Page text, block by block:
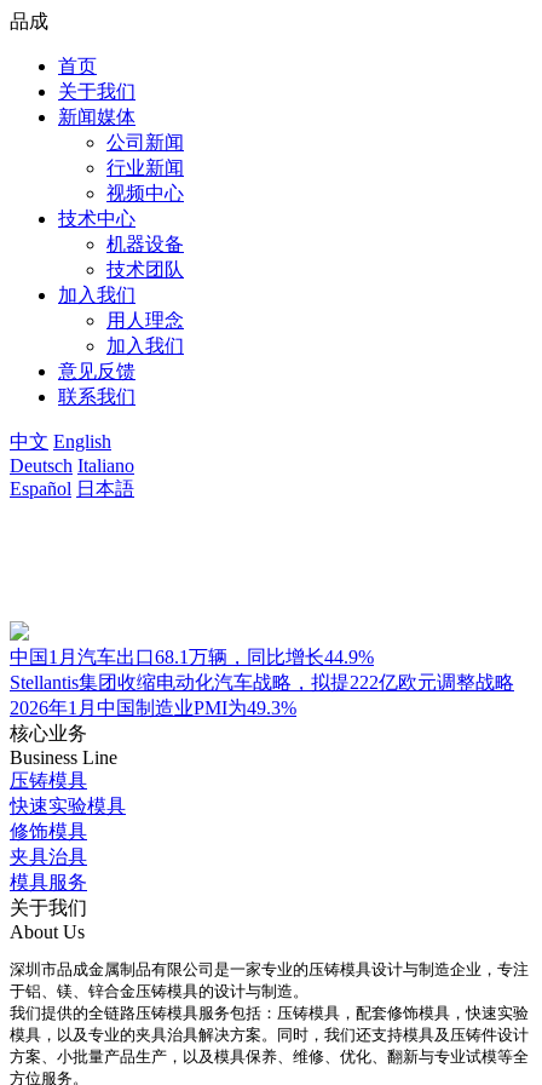
品成
首页
关于我们
新闻媒体
公司新闻
行业新闻
视频中心
技术中心
机器设备
技术团队
加入我们
用人理念
加入我们
意见反馈
联系我们
中文 English
Deutsch Italiano
Español 日本語
中国1月汽车出口68.1万辆，同比增长44.9%
Stellantis集团收缩电动化汽车战略，拟提222亿欧元调整战略
2026年1月中国制造业PMI为49.3%
核心业务
Business Line
压铸模具
快速实验模具
修饰模具
夹具治具
模具服务
关于我们
About Us
深圳市品成金属制品有限公司是一家专业的压铸模具设计与制造企业，专注
于铝、镁、锌合金压铸模具的设计与制造。
我们提供的全链路压铸模具服务包括：压铸模具，配套修饰模具，快速实验
模具，以及专业的夹具治具解决方案。同时，我们还支持模具及压铸件设计
方案、小批量产品生产，以及模具保养、维修、优化、翻新与专业试模等全
方位服务。